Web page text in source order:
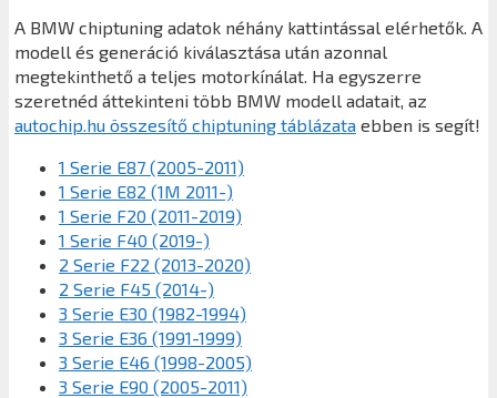
A BMW chiptuning adatok néhány kattintással elérhetők. A
modell és generáció kiválasztása után azonnal
megtekinthető a teljes motorkínálat. Ha egyszerre
szeretnéd áttekinteni több BMW modell adatait, az
autochip.hu összesítő chiptuning táblázata ebben is segít!
1 Serie E87 (2005-2011)
1 Serie E82 (1M 2011-)
1 Serie F20 (2011-2019)
1 Serie F40 (2019-)
2 Serie F22 (2013-2020)
2 Serie F45 (2014-)
3 Serie E30 (1982-1994)
3 Serie E36 (1991-1999)
3 Serie E46 (1998-2005)
3 Serie E90 (2005-2011)